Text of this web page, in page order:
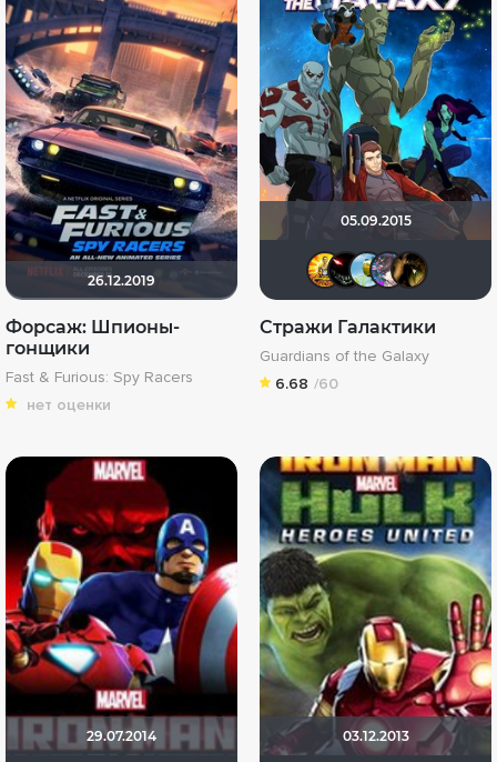
26.12.2019
Форсаж: Шпионы-
гонщики
Fast & Furious: Spy Racers
нет оценки
05.09.2015
:) да
Стражи Галактики
Guardians of the Galaxy
6.68 /60
29.07.2014 03.12.2013